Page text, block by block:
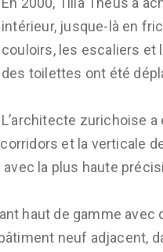
intérieur, jusque-là en
couloirs, les escaliers et
des toilettes ont été
L’architecte zurichoise
et la verticale
la plus haute
haut de gamme
neuf adjacent,